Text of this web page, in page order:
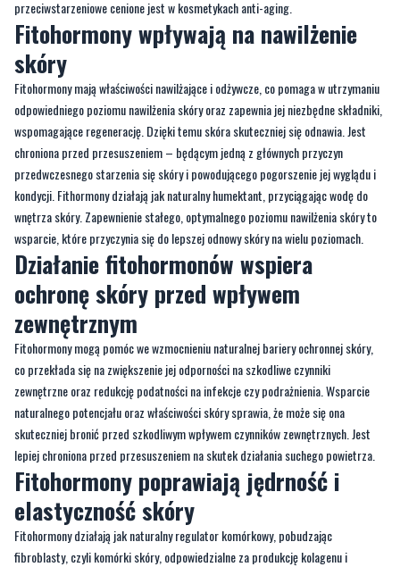
Fitohormony mają właściwości nawilżające i odżywcze, co pomaga w utrzymaniu
odpowiedniego poziomu nawilżenia skóry oraz zapewnia jej niezbędne składniki,
wspomagające regenerację. Dzięki temu skóra skuteczniej się odnawia. Jest
chroniona przed przesuszeniem – będącym jedną z głównych przyczyn
przedwczesnego starzenia się skóry i powodującego pogorszenie jej wyglądu i
kondycji. Fithormony działają jak naturalny humektant, przyciągając wodę do
wnętrza skóry. Zapewnienie stałego, optymalnego poziomu nawilżenia skóry to
wsparcie, które przyczynia się do lepszej odnowy skóry na wielu poziomach.
Działanie fitohormonów wspiera
ochronę skóry przed wpływem
zewnętrznym
Fitohormony mogą pomóc we wzmocnieniu naturalnej bariery ochronnej skóry,
co przekłada się na zwiększenie jej odporności na szkodliwe czynniki
zewnętrzne oraz redukcję podatności na infekcje czy podrażnienia. Wsparcie
naturalnego potencjału oraz właściwości skóry sprawia, że może się ona
skuteczniej bronić przed szkodliwym wpływem czynników zewnętrznych. Jest
lepiej chroniona przed przesuszeniem na skutek działania suchego powietrza.
Fitohormony poprawiają jędrność i
elastyczność skóry
Fitohormony działają jak naturalny regulator komórkowy, pobudzając
fibroblasty, czyli komórki skóry, odpowiedzialne za produkcję kolagenu i
elastyny. W rezultacie regularne stosowanie kosmetyków zawierających
fitohormony może prowadzić do zwiększenia gęstości i elastyczności skóry,
redukcji drobnych zmarszczek oraz poprawy jej ogólnej jędrności i wyglądu. Jeśli